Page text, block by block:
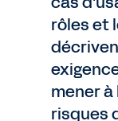
rôles et
mener
risques